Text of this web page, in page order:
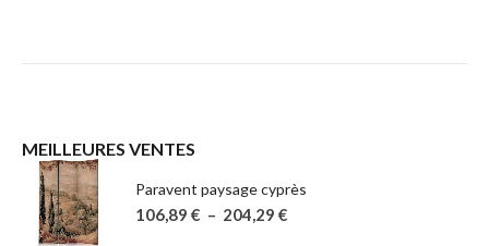
MEILLEURES VENTES
Paravent paysage cyprès
106,89 € – 204,29 €